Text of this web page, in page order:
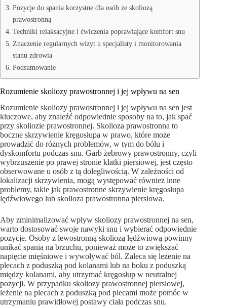
Pozycje do spania korzystne dla osób ze skoliozą
prawostronną
Techniki relaksacyjne i ćwiczenia poprawiające komfort snu
Znaczenie regularnych wizyt u specjalisty i monitorowania
stanu zdrowia
Podsumowanie
Rozumienie skoliozy prawostronnej i jej wpływu na sen
Rozumienie skoliozy prawostronnej i jej wpływu na sen jest
kluczowe, aby znaleźć odpowiednie sposoby na to, jak spać
przy skoliozie prawostronnej. Skolioza prawostronna to
boczne skrzywienie kręgosłupa w prawo, które może
prowadzić do różnych problemów, w tym do bólu i
dyskomfortu podczas snu. Garb żebrowy prawostronny, czyli
wybrzuszenie po prawej stronie klatki piersiowej, jest często
obserwowane u osób z tą dolegliwością. W zależności od
lokalizacji skrzywienia, mogą występować również inne
problemy, takie jak prawostronne skrzywienie kręgosłupa
lędźwiowego lub skolioza prawostronna piersiowa.
Aby zminimalizować wpływ skoliozy prawostronnej na sen,
warto dostosować swoje nawyki snu i wybierać odpowiednie
pozycje. Osoby z lewostronną skoliozą lędźwiową powinny
unikać spania na brzuchu, ponieważ może to zwiększać
napięcie mięśniowe i wywoływać ból. Zaleca się leżenie na
plecach z poduszką pod kolanami lub na boku z poduszką
między kolanami, aby utrzymać kręgosłup w neutralnej
pozycji. W przypadku skoliozy prawostronnej piersiowej,
leżenie na plecach z poduszką pod plecami może pomóc w
utrzymaniu prawidłowej postawy ciała podczas snu.